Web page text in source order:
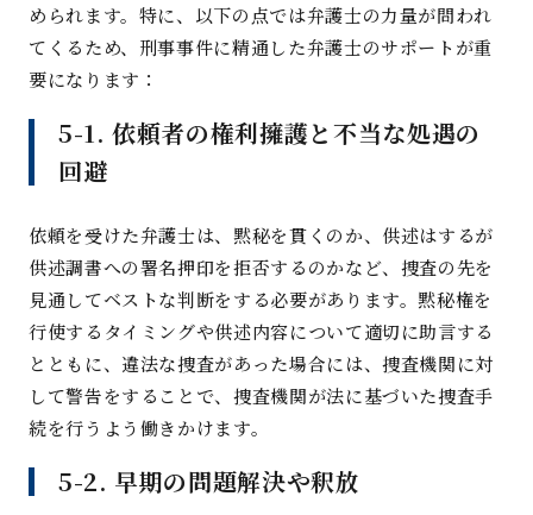
められます。特に、以下の点では弁護士の力量が問われ
てくるため、刑事事件に精通した弁護士のサポートが重
要になります ：
5-1.依頼者の権利擁護と不当な処遇の
回避
依頼を受けた弁護士は、黙秘を貫くのか、供述はするが
供述調書への署名押印を拒否するのかなど、捜査の先を
見通してベストな判断をする必要があります。黙秘権を
行使するタイミングや供述内容について適切に助言する
とともに、違法な捜査があった場合には、捜査機関に対
して警告をすることで、捜査機関が法に基づいた捜査手
続を行うよう働きかけます。
5-2. 早期の問題解決や釈放